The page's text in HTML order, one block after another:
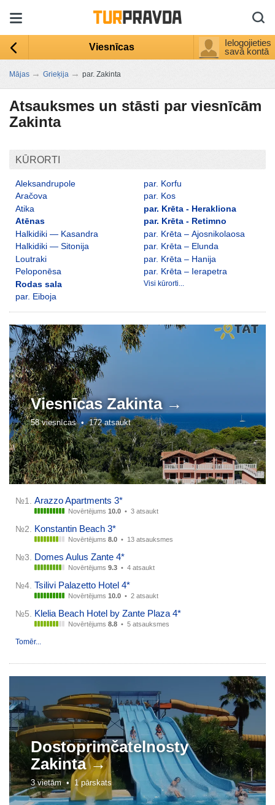
Viesnīcas
Ielogojieties
savā kontā
Mājas → Grieķija → par. Zakinta
Atsauksmes un stāsti par viesnīcām
Zakinta
KŪRORTI
Aleksandrupole
Aračova
Atika
Atēnas
Halkidiki — Kasandra
Halkidiki — Sitonija
Loutraki
Peloponēsa
Rodas sala
par. Eiboja
par. Korfu
par. Kos
par. Krēta - Herakliona
par. Krēta - Retimno
par. Krēta – Ajosnikolaosa
par. Krēta – Elunda
par. Krēta – Hanija
par. Krēta – Ierapetra
Visi kūrorti...
ViesnīcasZakinta →
58 viesnīcas •172 atsaukt
№1. Arazzo Apartments 3*
Novērtējums 10.0 • 3 atsaukt
№2. Konstantin Beach 3*
Novērtējums 8.0 • 13 atsauksmes
№3. Domes Aulus Zante 4*
Novērtējums 9.3 • 4 atsaukt
№4. Tsilivi Palazetto Hotel 4*
Novērtējums 10.0 • 2 atsaukt
№5. Klelia Beach Hotel by Zante Plaza 4*
Novērtējums 8.8 • 5 atsauksmes
Tomēr...
Dostoprimčatelnosty
Zakinta →
3 vietām • 1 pārskats